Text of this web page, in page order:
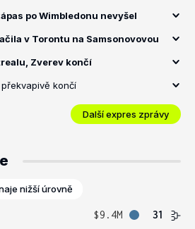
po Wimbledonu nevyšel
v Torontu na Samsonovovou
Zverev končí
končí
Další expres zprávy
nižší úrovně
$9.4M
31